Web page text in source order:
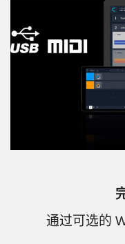
通过可选的